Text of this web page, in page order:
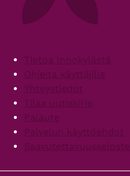
FooterTietoa Innokylästä
Ohjeita käyttäjille
Yhteystiedot
Tilaa uutiskirje
Palaute
Palvelun käyttöehdot
Saavutettavuusseloste